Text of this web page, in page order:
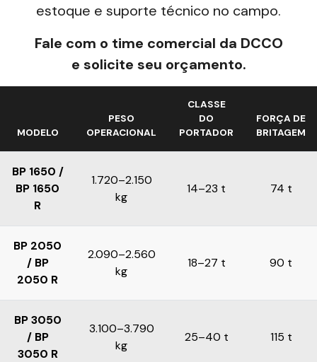
estoque e suporte técnico no campo.
Fale com o time comercial da DCCO
e solicite seu orçamento.
MODELO
PESO
OPERACIONAL
CLASSE
DO
PORTADOR
FORÇA DE
BRITAGEM
BP 1650 /
BP 1650
R
1.720–2.150
kg
14–23 t 74 t
BP 2050
/ BP
2050 R
2.090–2.560
kg
18–27 t 90 t
BP 3050
/ BP
3050 R
3.100–3.790
kg
25–40 t 115 t